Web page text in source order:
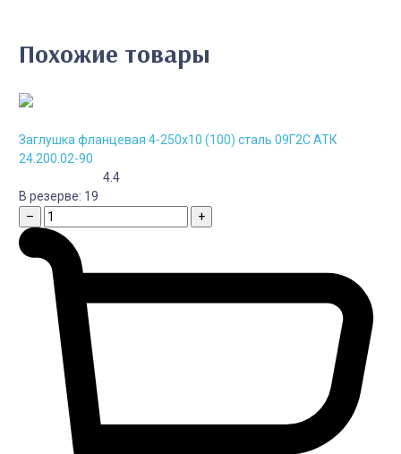
Похожие товары
Заглушка фланцевая 4-250х10 (100) сталь 09Г2С АТК
24.200.02-90
4.4
В резерве: 19
–
+